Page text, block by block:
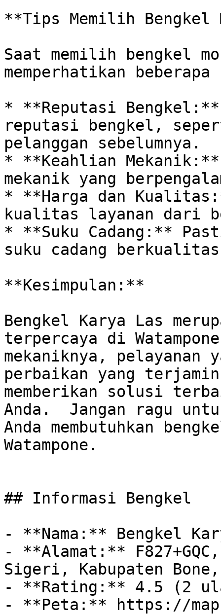
**Tips Memilih
Saat memilih bengkel
memperhatikan
* **Reputasi
reputasi bengkel,
pelanggan sebelumnya.
* **Keahlian
mekanik yang
* **Harga dan
kualitas layanan dari
* **Suku Cadang:**
suku cadang
**Kesimpulan:**
Bengkel Karya Las
terpercaya di
mekaniknya, pelayanan
perbaikan yang
memberikan solusi
Anda.  Jangan ragu
Anda membutuhkan
Watampone.
## Informasi Bengkel
- **Nama:** Bengkel
- **Alamat:**
Sigeri, Kabupaten
- **Rating:** 4.5 (2
- **Peta:** https://